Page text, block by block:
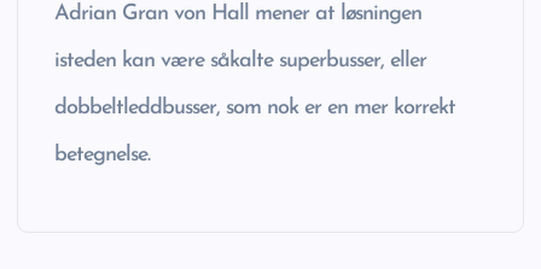
Adrian Gran von Hall mener at løsningen
isteden kan være såkalte superbusser, eller
dobbeltleddbusser, som nok er en mer korrekt
betegnelse.